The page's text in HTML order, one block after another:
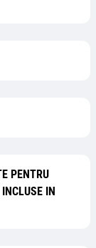
PENTRU
IN